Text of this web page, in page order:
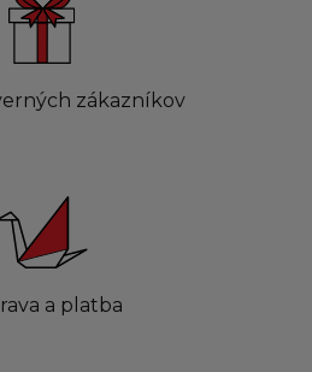
zákazníkov
a platba